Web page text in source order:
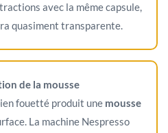
avec la même capsule,
quasiment transparente.
de la mousse
fouetté produit une mousse
La machine Nespresso